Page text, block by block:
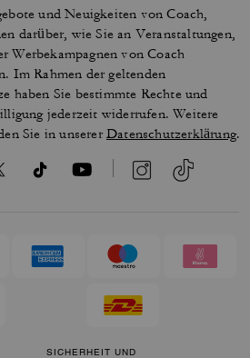
und Neuigkeiten von Coach,
darüber, wie Sie an Veranstaltungen,
Werbekampagnen von Coach
Im Rahmen der geltenden
haben Sie bestimmte Rechte und
jederzeit widerrufen. Weitere
Sie in unsererDatenschutzerklärung.
SICHERHEIT UND